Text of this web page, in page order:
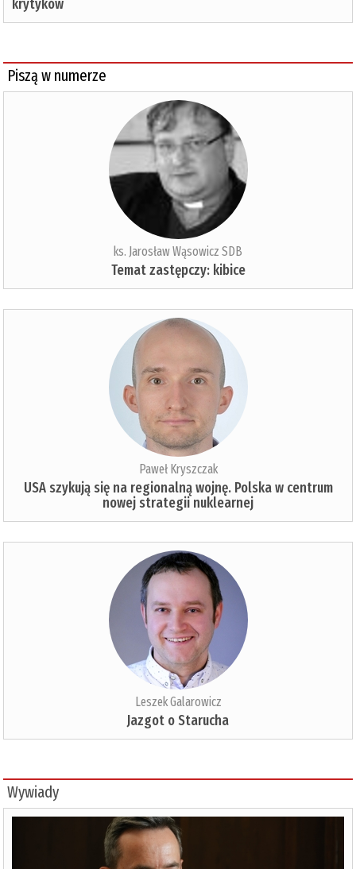
krytyków
Piszą w numerze
ks. Jarosław Wąsowicz SDB
Temat zastępczy: kibice
Paweł Kryszczak
USA szykują się na regionalną wojnę. Polska w centrum
nowej strategii nuklearnej
Leszek Galarowicz
Jazgot o Starucha
Wywiady